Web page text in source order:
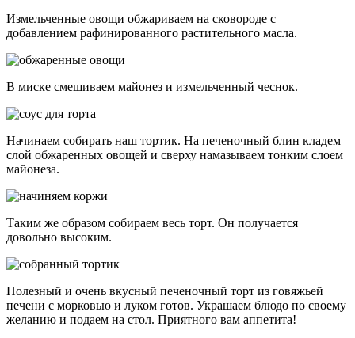
Измельченные овощи обжариваем на сковороде с
добавлением рафинированного растительного масла.
В миске смешиваем майонез и измельченный чеснок.
Начинаем собирать наш тортик. На печеночный блин кладем
слой обжаренных овощей и сверху намазываем тонким слоем
майонеза.
Таким же образом собираем весь торт. Он получается
довольно высоким.
Полезный и очень вкусный печеночный торт из говяжьей
печени с морковью и луком готов. Украшаем блюдо по своему
желанию и подаем на стол. Приятного вам аппетита!